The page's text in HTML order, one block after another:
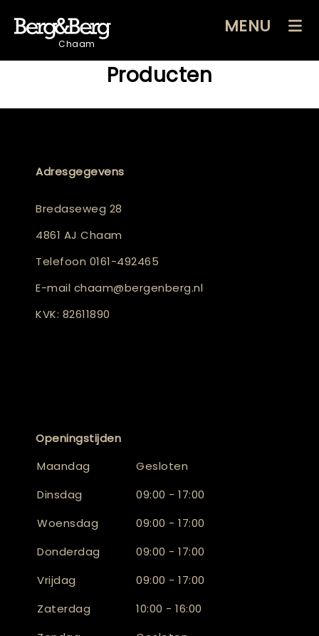
Chaam
MENU
Producten
Adresgegevens
Bredaseweg 28
4861 AJ Chaam
Telefoon 0161-492465
E-mail chaam@bergenberg.nl
KVK: 82611890
Openingstijden
Maandag
Gesloten
Dinsdag
09:00 - 17:00
Woensdag
09:00 - 17:00
Donderdag
09:00 - 17:00
Vrijdag
09:00 - 17:00
Zaterdag
10:00 - 16:00